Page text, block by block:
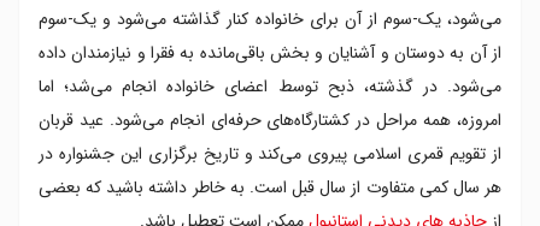
می‌شود، یک-سوم از آن برای خانواده کنار گذاشته می‌شود و یک-سوم
از آن به دوستان و آشنایان و بخش باقی‌مانده به فقرا و نیازمندان داده
می‌شود. در گذشته، ذبح توسط اعضای خانواده انجام می‌شد؛ اما
امروزه، همه مراحل در کشتارگاه‌های حرفه‌ای انجام می‌شود. عید قربان
از تقویم قمری اسلامی پیروی می‌کند و تاریخ برگزاری این جشنواره در
هر سال کمی متفاوت از سال قبل است. به خاطر داشته باشید که بعضی